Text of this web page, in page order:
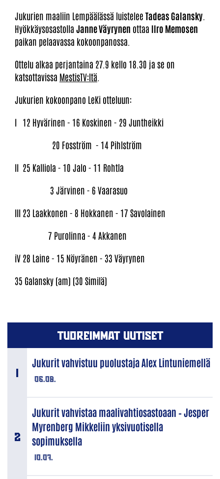
Jukurien maaliin Lempäälässä luistelee Tadeas Galansky
Hyökkäysosastolla Janne Väyrynen ottaa IIro Memosen
paikan pelaavassa kokoonpanossa.
Ottelu alkaa perjantaina 27.9 kello 18.30 ja se on
katsottavissa MestisTV:ltä
Jukurien kokoonpano LeKi otteluun:
I 12 Hyvärinen - 16 Koskinen - 29 Juntheikki
20 Fosström - 14 Pihlström
II 25 Kalliola - 10 Jalo - 11 Rohtla
3 Järvinen - 6 Vaarasuo
III 23 Laakkonen - 8 Hokkanen - 17 Savolainen
7 Purolinna - 4 Akkanen
iV 28 Laine - 15 Nöyränen - 33 Väyrynen
35 Galansky (am) (30 Similä)
TUOREIMMAT UUTISET
06.08.
Jukurit vahvistuu puolustaja Alex Lintuniemellä
10.07.
Jukurit vahvistaa maalivahtiosastoaan – Jesper
Myrenberg Mikkeliin yksivuotisella
sopimuksella